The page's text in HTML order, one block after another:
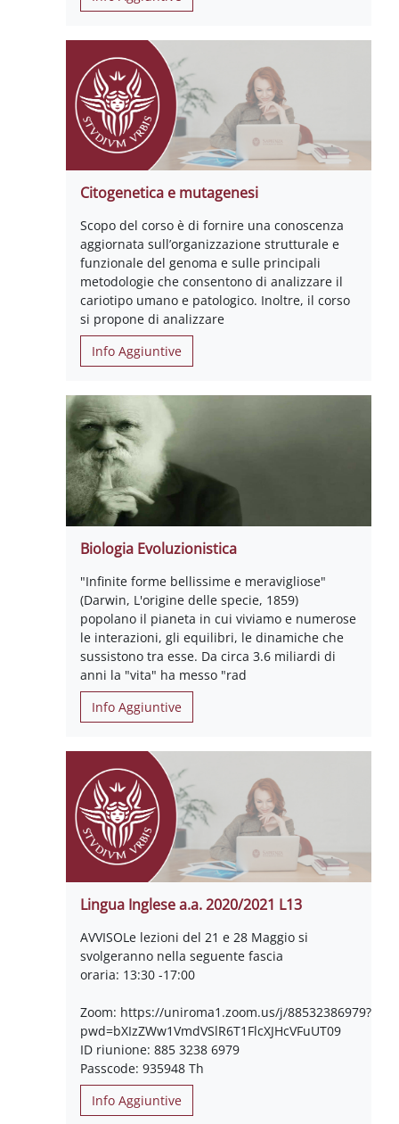
Citogenetica e mutagenesi
Scopo del corso è di fornire una conoscenza
aggiornata sull’organizzazione strutturale e
funzionale del genoma e sulle principali
metodologie che consentono di analizzare il
cariotipo umano e patologico. Inoltre, il corso
si propone di analizzare
Info Aggiuntive
Biologia Evoluzionistica
"Infinite forme bellissime e meravigliose"
(Darwin, L'origine delle specie, 1859)
popolano il pianeta in cui viviamo e numerose
le interazioni, gli equilibri, le dinamiche che
sussistono tra esse. Da circa 3.6 miliardi di
anni la "vita" ha messo "rad
Info Aggiuntive
Lingua Inglese a.a. 2020/2021 L13
AVVISOLe lezioni del 21 e 28 Maggio si
svolgeranno nella seguente fascia
oraria: 13:30 -17:00
Zoom: https://uniroma1.zoom.us/j/88532386979?
pwd=bXIzZWw1VmdVSlR6T1FlcXJHcVFuUT09
ID riunione: 885 3238 6979
Passcode: 935948 Th
Info Aggiuntive